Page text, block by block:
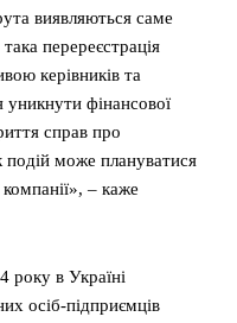
виявляються саме
перереєстрація
керівників та
уникнути фінансової
справ про
подій може плануватися
компанії», – каже
року в Україні
осіб-підприємців